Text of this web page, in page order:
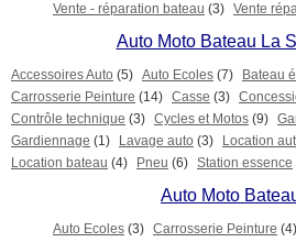
Vente - réparation bateau (3) Vente
Auto Moto Bateau La
Accessoires Auto (5) Auto Ecoles (7) Bateau
Carrosserie Peinture (14) Casse (3)
Contrôle technique (3) Cycles et Motos (9)
Gardiennage (1) Lavage auto (3) Location
Location bateau (4) Pneu (6) Station essence
Auto Moto
Auto Ecoles (3) Carrosserie Peinture (4)